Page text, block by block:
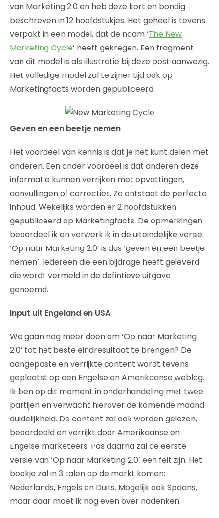
van Marketing 2.0 en heb deze kort en bondig
beschreven in 12 hoofdstukjes. Het geheel is tevens
verpakt in een model, dat de naam ‘The New
Marketing Cycle’ heeft gekregen. Een fragment
van dit model is als illustratie bij deze post aanwezig.
Het volledige model zal te zijner tijd ook op
Marketingfacts worden gepubliceerd.
Geven en een beetje nemen
Het voordeel van kennis is dat je het kunt delen met
anderen. Een ander voordeel is dat anderen deze
informatie kunnen verrijken met opvattingen,
aanvullingen of correcties. Zo ontstaat de perfecte
inhoud. Wekelijks worden er 2 hoofdstukken
gepubliceerd op Marketingfacts. De opmerkingen
beoordeel ik en verwerk ik in de uiteindelijke versie.
‘Op naar Marketing 2.0’ is dus ‘geven en een beetje
nemen’. Iedereen die een bijdrage heeft geleverd
die wordt vermeld in de defintieve uitgave
genoemd.
Input uit Engeland en USA
We gaan nog meer doen om ‘Op naar Marketing
2.0’ tot het beste eindresultaat te brengen? De
aangepaste en verrijkte content wordt tevens
geplaatst op een Engelse en Amerikaanse weblog.
Ik ben op dit moment in onderhandeling met twee
partijen en verwacht hierover de komende maand
duidelijkheid. De content zal ook worden gelezen,
beoordeeld en verrijkt door Amerikaanse en
Engelse marketeers. Pas daarna zal de eerste
versie van ‘Op naar Marketing 2.0’ een feit zijn. Het
boekje zal in 3 talen op de markt komen:
Nederlands, Engels en Duits. Mogelijk ook Spaans,
maar daar moet ik nog even over nadenken.